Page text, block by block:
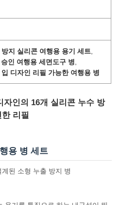
방지 실리콘 여행용 용기 세트
인 여행용 세면도구 병
입 디자인 리필 가능한 여행용 병
자인의 16개 실리콘 누수 방
리필
용 병 세트
된 소형 누출 방지 병